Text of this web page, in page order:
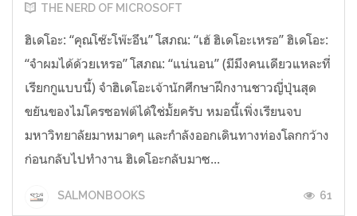
THE NERD OF MICROSOFT
ฮิเดโอะ: “คุณโซ๊ะโพ๊ะอึน” โสภณ: “เฮ้ ฮิเดโอะเหรอ” ฮิเดโอะ:
“จำผมได้ด้วยเหรอ” โสภณ: “แน่นอน” (มีมึงคนเดียวแหละที่
เรียกกูแบบนี้) จำฮิเดโอะเจ้านักศึกษาฝึกงานชาวญี่ปุ่นสุด
ขยันของไมโครซอฟต์ได้ใช่มั้ยครับ หมอนี้เพิ่งเรียนจบ
มหาวิทยาลัยมาหมาดๆ และกำลังออกเดินทางท่องโลกกว้าง
ก่อนกลับไปทำงาน ฮิเดโอะกลับมาซ...
SALMONBOOKS 61